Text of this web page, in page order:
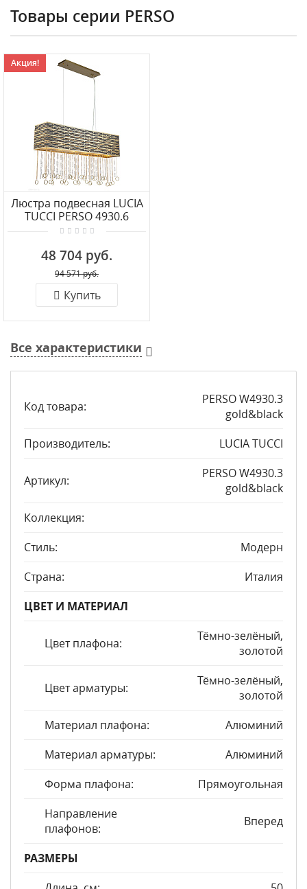
Товары серии PERSO
Акция!
Люстра подвесная LUCIA
TUCCI PERSO 4930.6
gold&black
48 704 руб.
94 571 руб.
Купить
Все характеристики
Код товара:
PERSO W4930.3
gold&black
Производитель:
LUCIA TUCCI
Артикул:
PERSO W4930.3
gold&black
Коллекция:
Стиль:
Модерн
Страна:
Италия
ЦВЕТ И МАТЕРИАЛ
Цвет плафона:
Тёмно-зелёный,
золотой
Цвет арматуры:
Тёмно-зелёный,
золотой
Материал плафона:
Алюминий
Материал арматуры:
Алюминий
Форма плафона:
Прямоугольная
Направление
плафонов:
Вперед
РАЗМЕРЫ